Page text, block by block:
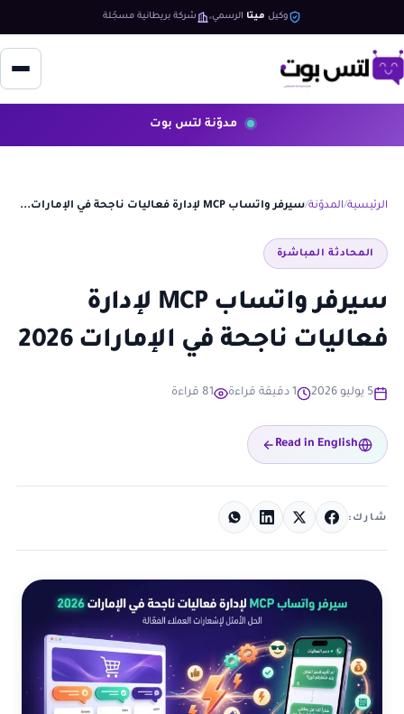
وكيل ميتا الرسمي شركة بريطانية مسجّلة
مدوّنة لتس بوت
الرئيسية المدوّنة سيرفر واتساب MCP لإدارة فعاليات ناجحة في الإمارات...
المحادثة المباشرة
سيرفر واتساب MCP لإدارة
فعاليات ناجحة في الإمارات 2026
5 يوليو 2026 1 دقيقة قراءة 81 قراءة
Read in English
شارك: